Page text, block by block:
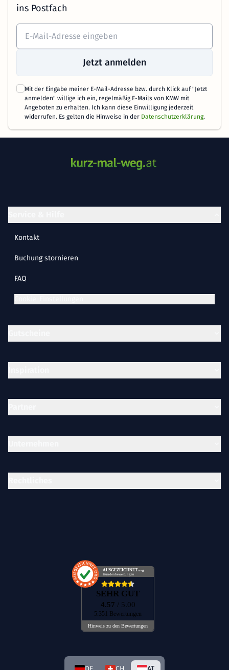
ins Postfach
Jetzt anmelden
Mit der Eingabe meiner E-Mail-Adresse bzw. durch Klick auf "Jetzt
anmelden" willige ich ein, regelmäßig E-Mails von KMW mit
Angeboten zu erhalten. Ich kann diese Einwilligung jederzeit
widerrufen. Es gelten die Hinweise in der Datenschutzerklärung.
AUSGEZEICHNET.org
Kundenbewertungen
SEHR GUT
4.57 / 5.00
5.351 Bewertungen
Hinweis zu den Bewertungen
Kontakt
Buchung stornieren
FAQ